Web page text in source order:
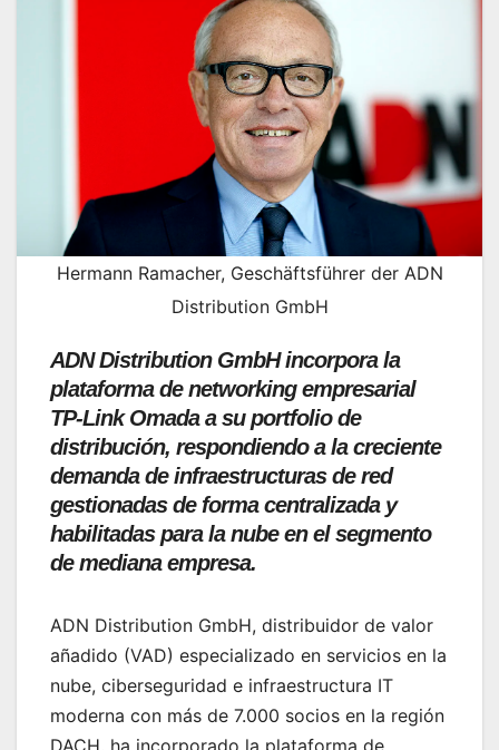
Hermann Ramacher, Geschäftsführer der ADN
Distribution GmbH
ADN Distribution GmbH incorpora la
plataforma de networking empresarial
TP-Link Omada a su portfolio de
distribución, respondiendo a la creciente
demanda de infraestructuras de red
gestionadas de forma centralizada y
habilitadas para la nube en el segmento
de mediana empresa.
ADN Distribution GmbH, distribuidor de valor
añadido (VAD) especializado en servicios en la
nube, ciberseguridad e infraestructura IT
moderna con más de 7.000 socios en la región
DACH, ha incorporado la plataforma de